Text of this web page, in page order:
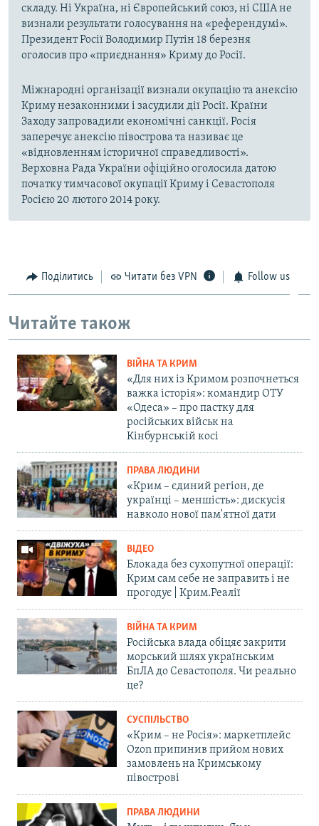
складу. Ні Україна, ні Європейський союз, ні США не
визнали результати голосування на «референдумі».
Президент Росії Володимир Путін 18 березня
оголосив про «приєднання» Криму до Росії.
Міжнародні організації визнали окупацію та анексію
Криму незаконними і засудили дії Росії. Країни
Заходу запровадили економічні санкції. Росія
заперечує анексію півострова та називає це
«відновленням історичної справедливості».
Верховна Рада України офіційно оголосила датою
початку тимчасової окупації Криму і Севастополя
Росією 20 лютого 2014 року.
Поділитись Читати без VPN Follow us
Читайте також
ВІЙНА ТА КРИМ
«Для них із Кримом розпочнеться
важка історія»: командир ОТУ
«Одеса» – про пастку для
російських військ на
Кінбурнській косі
ПРАВА ЛЮДИНИ
«Крим – єдиний регіон, де
українці – меншість»: дискусія
навколо нової пам'ятної дати
ВІДЕО
Блокада без сухопутної операції:
Крим сам себе не заправить і не
прогодує | Крим.Реалії
ВІЙНА ТА КРИМ
Російська влада обіцяє закрити
морський шлях українським
БпЛА до Севастополя. Чи реально
це?
СУСПІЛЬСТВО
«Крим – не Росія»: маркетплейс
Ozon припинив прийом нових
замовлень на Кримському
півострові
ПРАВА ЛЮДИНИ